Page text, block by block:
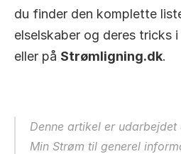
du finder den komplette
elselskaber og deres tricks i
eller på Strømligning.dk.
Denne artikel er
Min Strøm til generel